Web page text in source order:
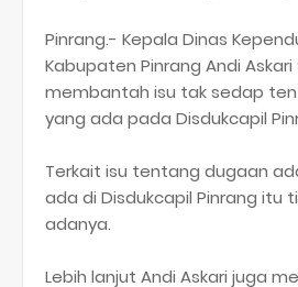
Pinrang.- Kepala Dinas
Kabupaten Pinrang Andi Askari
membantah isu tak sedap
yang ada pada Disdukcapil
Terkait isu tentang dugaan
ada di Disdukcapil Pinrang itu
adanya.
Lebih lanjut Andi Askari juga